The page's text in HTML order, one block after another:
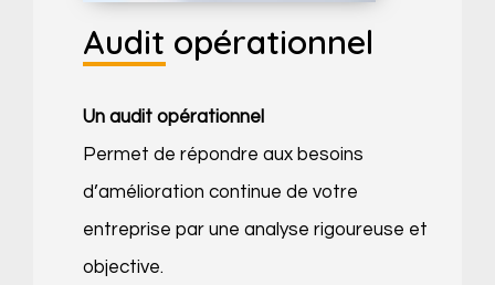
Audit opérationnel
Un audit opérationnel
Permet de répondre aux besoins
d’amélioration continue de votre
entreprise par une analyse rigoureuse et
objective.